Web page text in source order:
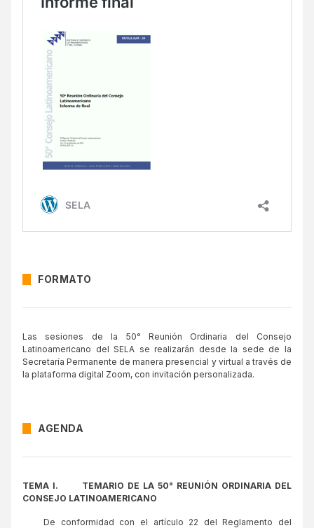
FORMATO
Las sesiones de la 50° Reunión Ordinaria del Consejo
Latinoamericano del SELA se realizarán desde la sede de la
Secretaría Permanente de manera presencial y virtual a través de
la plataforma digital Zoom, con invitación personalizada.
AGENDA
TEMA I. TEMARIO DE LA 50° REUNIÓN ORDINARIA DEL
CONSEJO LATINOAMERICANO
De conformidad con el artículo 22 del Reglamento del